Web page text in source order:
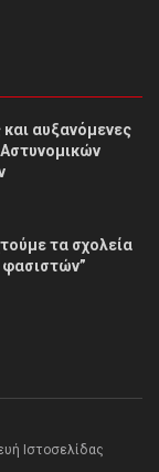
και αυξανόμενες
τα σχολεία
φασιστών”
Ιστοσελίδας